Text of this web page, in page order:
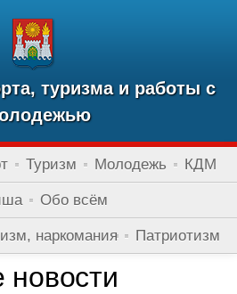
туризма и работы с
Туризм Молодежь КДМ
Обо всём
наркомания Патриотизм
новости